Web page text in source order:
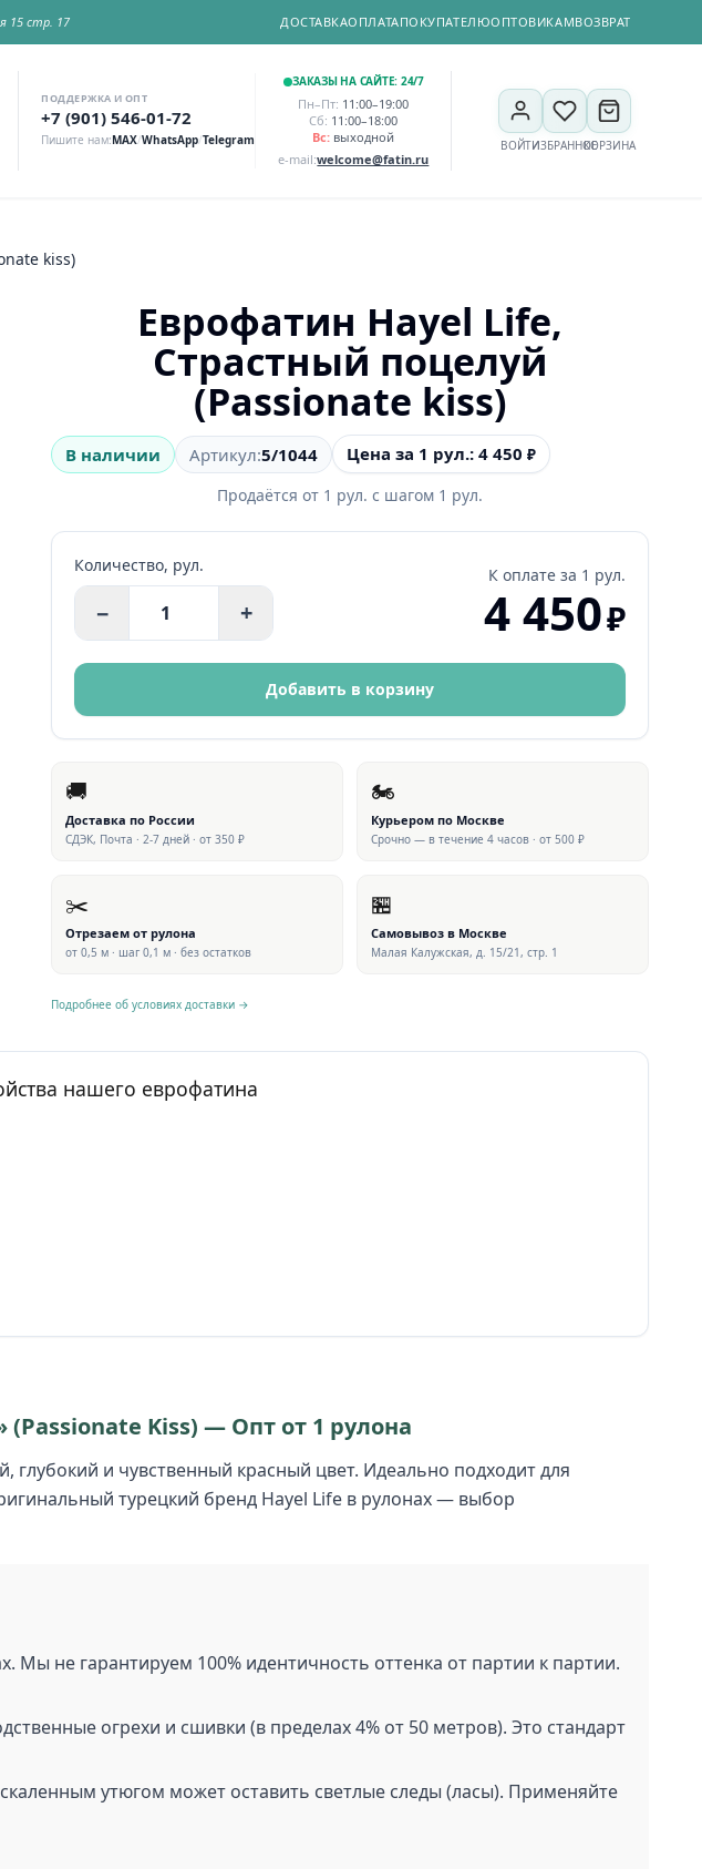
15 стр. 17 ДОСТАВКАОПЛАТАПОКУПАТЕЛЮОПТОВИКАМВОЗВРАТ
ПОДДЕРЖКА И ОПТ
+7 (901) 546-01-72
Пишите нам:MAX/WhatsApp/Telegram
ЗАКАЗЫ НА САЙТЕ: 24/7
Пн–Пт: 11:00–19:00
Сб: 11:00–18:00
Вс: выходной
e-mail:welcome@fatin.ru
ВОЙТИИЗБРАННОЕКОРЗИНА
kiss)
Еврофатин Hayel Life,
Страстный поцелуй
(Passionate kiss)
В наличии Артикул:5/1044 Цена за 1 рул.: 4 450 ₽
Продаётся от 1 рул. с шагом 1 рул.
Количество, рул.
− +
К оплате за 1 рул.
4 450₽
Добавить в корзину
🚚
Доставка по России
СДЭК, Почта · 2-7 дней · от 350 ₽
🏍
Курьером по Москве
Срочно — в течение 4 часов · от 500 ₽
✂️
Отрезаем от рулона
от 0,5 м · шаг 0,1 м · без остатков
🏪
Самовывоз в Москве
Малая Калужская, д. 15/21, стр. 1
Подробнее об условиях доставки →
нашего еврофатина
Kiss) — Опт от 1 рулона
глубокий и чувственный красный цвет. Идеально подходит для
турецкий бренд Hayel Life в рулонах — выбор
Мы не гарантируем 100% идентичность оттенка от партии к партии.
огрехи и сшивки (в пределах 4% от 50 метров). Это стандарт
утюгом может оставить светлые следы (ласы). Применяйте